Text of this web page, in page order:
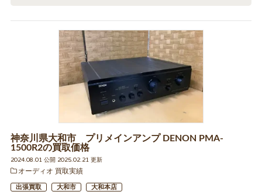
神奈川県大和市 プリメインアンプ DENON PMA-
1500R2の買取価格
2024.08.01 公開 2025.02.21 更新
オーディオ 買取実績
出張買取 大和市 大和本店